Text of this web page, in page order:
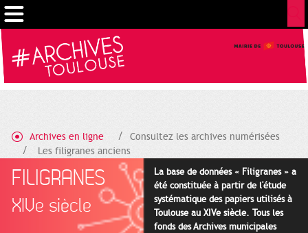
Archives en ligne
Consultez les archives numérisées
Les filigranes anciens
FILIGRANES
XIVe siècle
La base de données « Filigranes » a
été constituée à partir de l'étude
systématique des papiers utilisés à
Toulouse au XIVe siècle. Tous les
fonds des Archives municipales
Cookies management panel